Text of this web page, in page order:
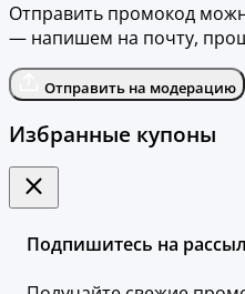
Отправить промокод
— напишем на почту,
Отправить на модерацию
Избранные купоны
Подпишитесь на